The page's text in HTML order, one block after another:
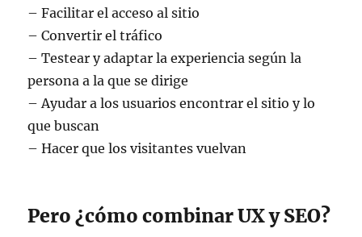
– Facilitar el acceso al sitio
– Convertir el tráfico
– Testear y adaptar la experiencia según la
persona a la que se dirige
– Ayudar a los usuarios encontrar el sitio y lo
que buscan
– Hacer que los visitantes vuelvan
Pero ¿cómo combinar UX y SEO?